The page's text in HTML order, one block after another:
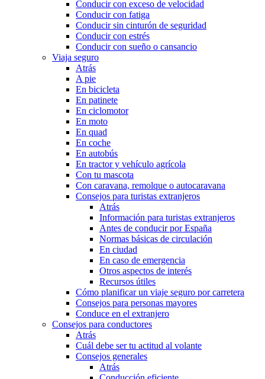
Conducir con exceso de velocidad
Conducir con fatiga
Conducir sin cinturón de seguridad
Conducir con estrés
Conducir con sueño o cansancio
Viaja seguro
Atrás
A pie
En bicicleta
En patinete
En ciclomotor
En moto
En quad
En coche
En autobús
En tractor y vehículo agrícola
Con tu mascota
Con caravana, remolque o autocaravana
Consejos para turistas extranjeros
Atrás
Información para turistas extranjeros
Antes de conducir por España
Normas básicas de circulación
En ciudad
En caso de emergencia
Otros aspectos de interés
Recursos útiles
Cómo planificar un viaje seguro por carretera
Consejos para personas mayores
Conduce en el extranjero
Consejos para conductores
Atrás
Cuál debe ser tu actitud al volante
Consejos generales
Atrás